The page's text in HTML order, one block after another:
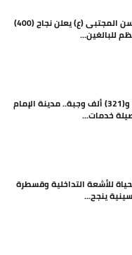
مستشفى الإمام الحسن المجتبى (ع) يعلن نجاح (400)
للبالغين...
أكثر من (45) ألف زائر و(321) ألف وجبة.. مدينة الإمام
خدمات...
للأشعة التداخلية وقسطرة
ينجح...